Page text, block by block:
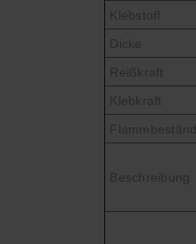
Klebstoff
Dicke
Reißkraft
Klebkraft
Beschreibung